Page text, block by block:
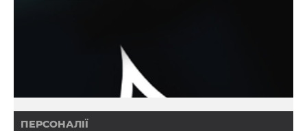
ПЕРСОНАЛІЇ